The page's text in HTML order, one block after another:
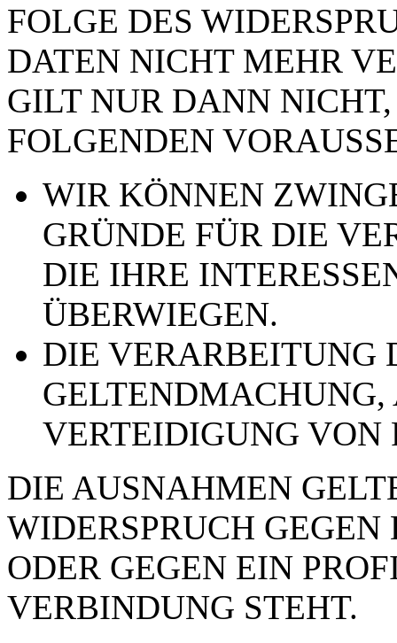
FOLGE DES
DATEN NICHT MEHR
GILT NUR DANN
FOLGENDEN
WIR KÖNNEN
GRÜNDE FÜR DIE
DIE IHRE
ÜBERWIEGEN.
DIE VERARBEITUNG
VERTEIDIGUNG VON
DIE AUSNAHMEN
WIDERSPRUCH
ODER GEGEN EIN
VERBINDUNG STEHT.